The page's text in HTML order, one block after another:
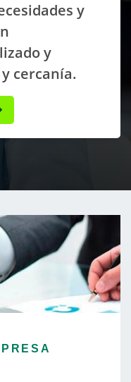
y
y
cercanía.